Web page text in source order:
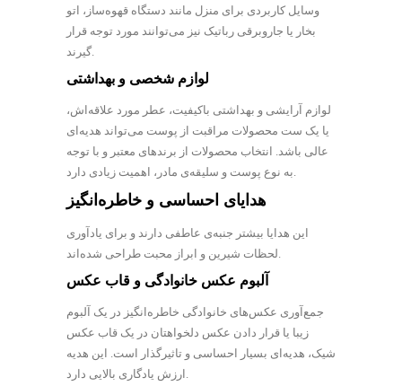
وسایل کاربردی برای منزل مانند دستگاه قهوه‌ساز، اتو
بخار یا جاروبرقی رباتیک نیز می‌توانند مورد توجه قرار
گیرند.
لوازم شخصی و بهداشتی
لوازم آرایشی و بهداشتی باکیفیت، عطر مورد علاقه‌اش،
یا یک ست محصولات مراقبت از پوست می‌تواند هدیه‌ای
عالی باشد. انتخاب محصولات از برندهای معتبر و با توجه
به نوع پوست و سلیقه‌ی مادر، اهمیت زیادی دارد.
هدایای احساسی و خاطره‌انگیز
این هدایا بیشتر جنبه‌ی عاطفی دارند و برای یادآوری
لحظات شیرین و ابراز محبت طراحی شده‌اند.
آلبوم عکس خانوادگی و قاب عکس
جمع‌آوری عکس‌های خانوادگی خاطره‌انگیز در یک آلبوم
زیبا یا قرار دادن عکس دلخواهتان در یک قاب عکس
شیک، هدیه‌ای بسیار احساسی و تاثیرگذار است. این هدیه
ارزش یادگاری بالایی دارد.